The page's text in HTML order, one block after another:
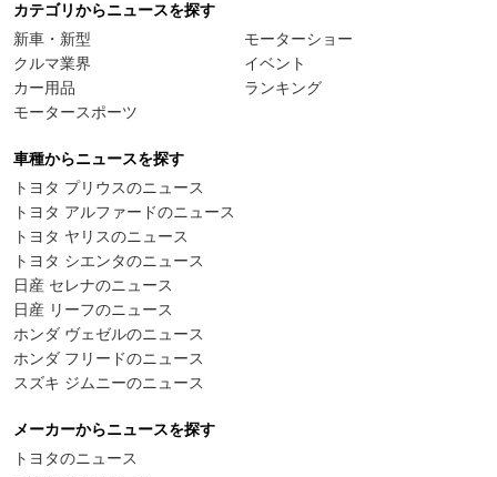
カテゴリからニュースを探す
新車・新型
クルマ業界
カー用品
モータースポーツ
モーターショー
イベント
ランキング
車種からニュースを探す
トヨタ プリウスのニュース
トヨタ アルファードのニュース
トヨタ ヤリスのニュース
トヨタ シエンタのニュース
日産 セレナのニュース
日産 リーフのニュース
ホンダ ヴェゼルのニュース
ホンダ フリードのニュース
スズキ ジムニーのニュース
メーカーからニュースを探す
トヨタのニュース